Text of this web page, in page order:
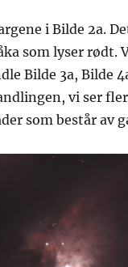
i Bilde 2a.
som lyser rødt.
Bilde 3a, Bilde
vi ser
som består av